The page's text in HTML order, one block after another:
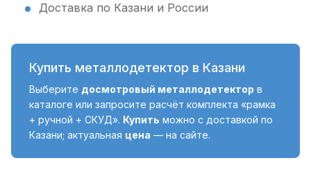
Доставка по Казани и России
Купить металлодетектор в Казани
Выберите досмотровый металлодетектор в
каталоге или запросите расчёт комплекта «рамка
+ ручной + СКУД». Купить можно с доставкой по
Казани; актуальная цена — на сайте.